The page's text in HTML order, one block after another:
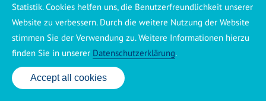
Ihrer Region den Auftrag. Alle eingesetzten Betriebe sind
verpflichtet, Sie vor Beginn der Arbeiten transparent über die
voraussichtlichen Kosten zu informieren und ortsübliche
Preise zu berechnen.
24 Std. Service: ✆ 0176 160 517 86
Accept all cookies
Statistik. Cookies helfen uns, die Benutzerfreundlichkeit unserer
Website zu verbessern. Durch die weitere Nutzung der Website
stimmen Sie der Verwendung zu. Weitere Informationen hierzu
finden Sie in unserer Datenschutzerklärung.